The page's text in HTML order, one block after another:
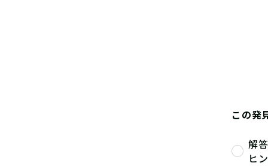
この発
解
ヒ